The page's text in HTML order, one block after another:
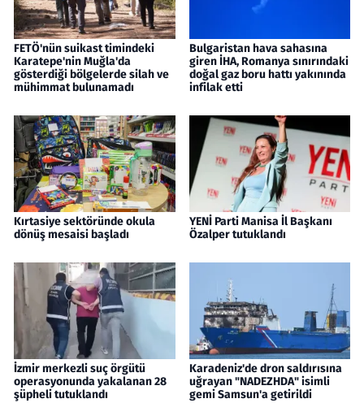
FETÖ'nün suikast timindeki
Karatepe'nin Muğla'da
gösterdiği bölgelerde silah ve
mühimmat bulunamadı
Bulgaristan hava sahasına
giren İHA, Romanya sınırındaki
doğal gaz boru hattı yakınında
infilak etti
Kırtasiye sektöründe okula
dönüş mesaisi başladı
YENİ Parti Manisa İl Başkanı
Özalper tutuklandı
İzmir merkezli suç örgütü
operasyonunda yakalanan 28
şüpheli tutuklandı
Karadeniz'de dron saldırısına
uğrayan "NADEZHDA" isimli
gemi Samsun'a getirildi